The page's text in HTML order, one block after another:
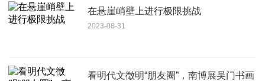
在悬崖峭壁上进行极限挑战
2023-08-31
看明代文徵明“朋友圈”，南博展吴门书画